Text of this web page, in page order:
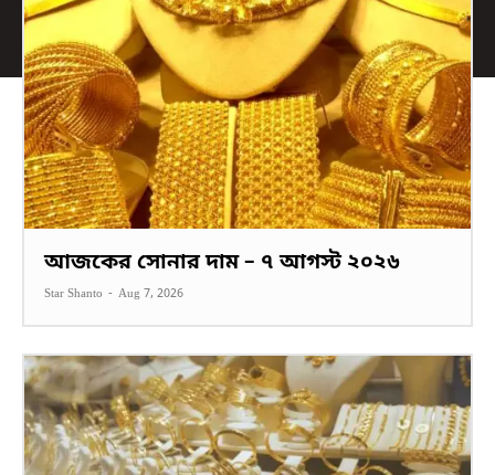
আজকের সোনার দাম – ৭ আগস্ট ২০২৬
Star Shanto - Aug 7, 2026